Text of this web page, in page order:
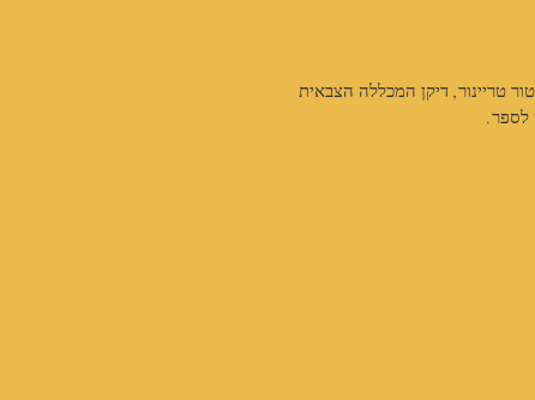
טריינור, דיקן המכללה הצבאית
לספר.